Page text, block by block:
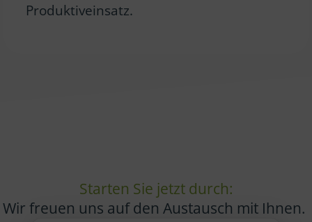
Produktiveinsatz.
Starten Sie jetzt durch:
Wir freuen uns auf den Austausch mit Ihnen.